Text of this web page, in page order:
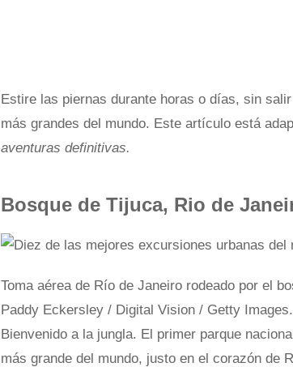
Estire las piernas durante horas o días, sin
más grandes del mundo. Este artículo está
aventuras definitivas.
Bosque de Tijuca, Rio de
Toma aérea de Río de Janeiro rodeado por el
Paddy Eckersley / Digital Vision / Getty Images.
Bienvenido a la jungla. El primer parque
más grande del mundo, justo en el corazón de